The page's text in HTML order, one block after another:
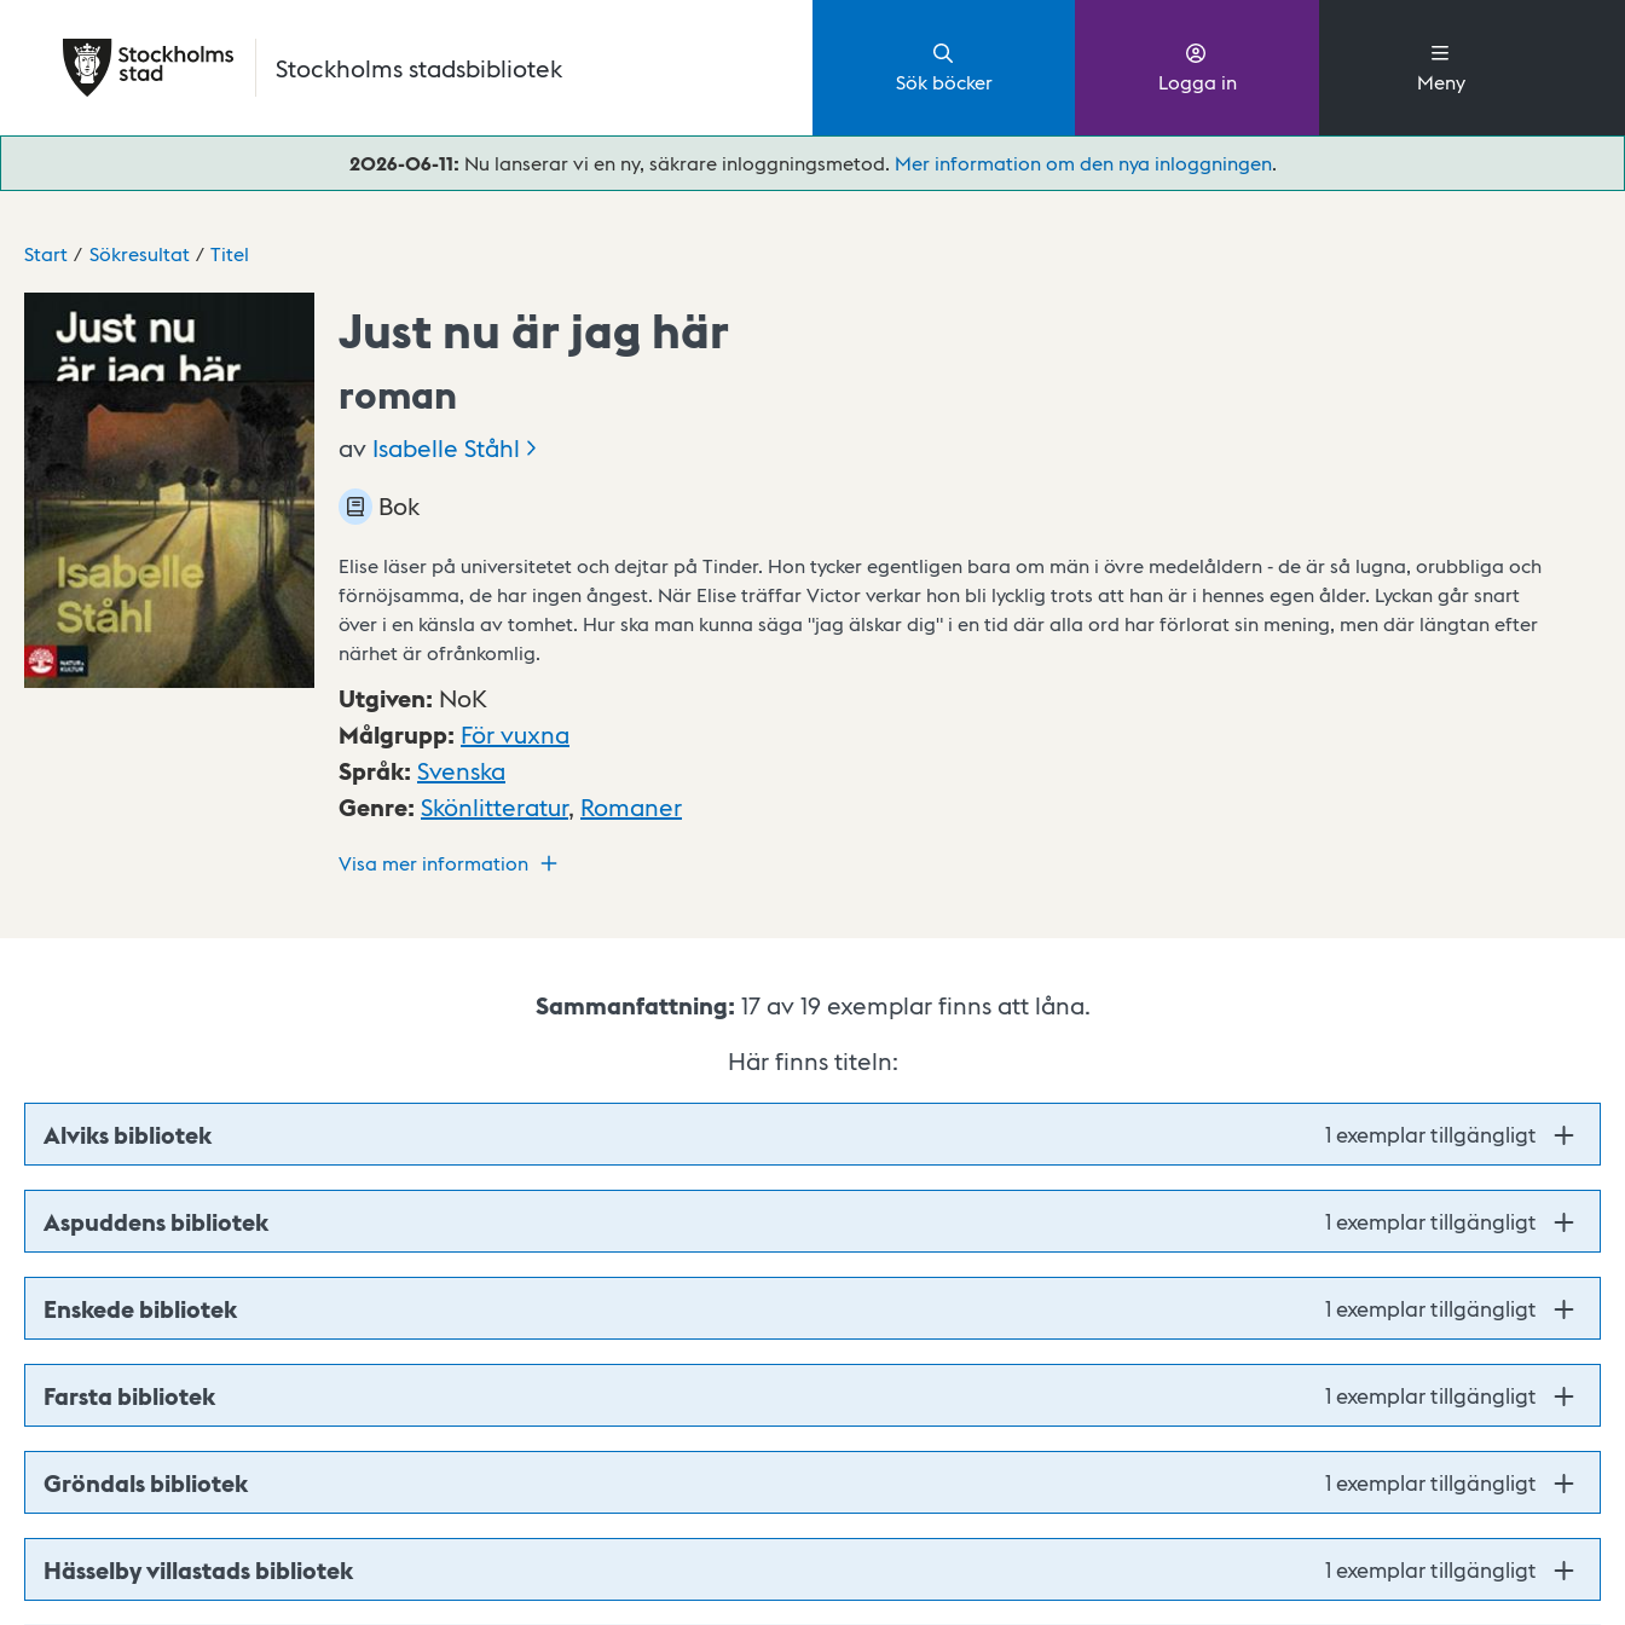
Stockholms stadsbibliotek Sök böcker Logga in Meny
2026-06-11: Nu lanserar vi en ny, säkrare inloggningsmetod. Mer information om den nya inloggningen.
Start Sökresultat Titel
Just nu är jag här
roman
av Isabelle Ståhl
Bok
Elise läser på universitetet och dejtar på Tinder. Hon tycker egentligen bara om män i övre medelåldern - de är så lugna, orubbliga och
förnöjsamma, de har ingen ångest. När Elise träffar Victor verkar hon bli lycklig trots att han är i hennes egen ålder. Lyckan går snart
över i en känsla av tomhet. Hur ska man kunna säga "jag älskar dig" i en tid där alla ord har förlorat sin mening, men där längtan efter
närhet är ofrånkomlig.
Utgiven: NoK
Målgrupp: För vuxna
Språk: Svenska
Genre: Skönlitteratur, Romaner
Visa mer information
Sammanfattning: 17 av 19 exemplar finns att låna.
Här finns titeln:
Alviks bibliotek 1 exemplar tillgängligt
Aspuddens bibliotek 1 exemplar tillgängligt
Enskede bibliotek 1 exemplar tillgängligt
Farsta bibliotek 1 exemplar tillgängligt
Gröndals bibliotek 1 exemplar tillgängligt
Hässelby villastads bibliotek 1 exemplar tillgängligt